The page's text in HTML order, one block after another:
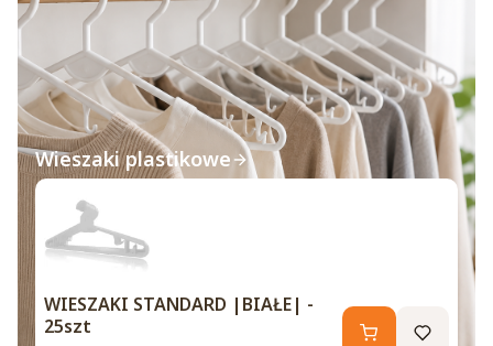
Wieszaki plastikowe
WIESZAKI STANDARD |BIAŁE| -
25szt